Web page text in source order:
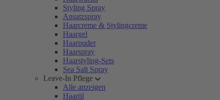
Styling Spray
Ansatzspray
Haarcreme & Stylingcreme
Haargel
Haarpuder
Haarspray
Haarstyling-Sets
Sea Salt Spray
Leave-In Pflege
Alle anzeigen
Haaröl